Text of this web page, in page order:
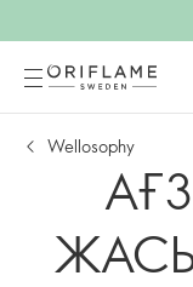
Wellosophy